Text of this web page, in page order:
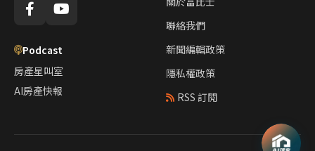
Podcast
房產星叫室
AI房產快報
聯絡我們
新聞編輯政策
隱私權政策
RSS 訂閱